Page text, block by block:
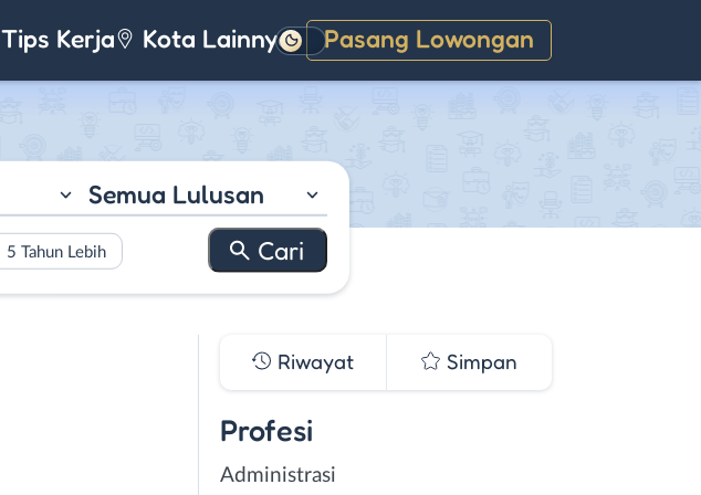
Tips Kerja Kota Lainnya Pasang Lowongan
Gelap
Semua Lulusan
5 Tahun Lebih
Riwayat Simpan
Profesi
Administrasi